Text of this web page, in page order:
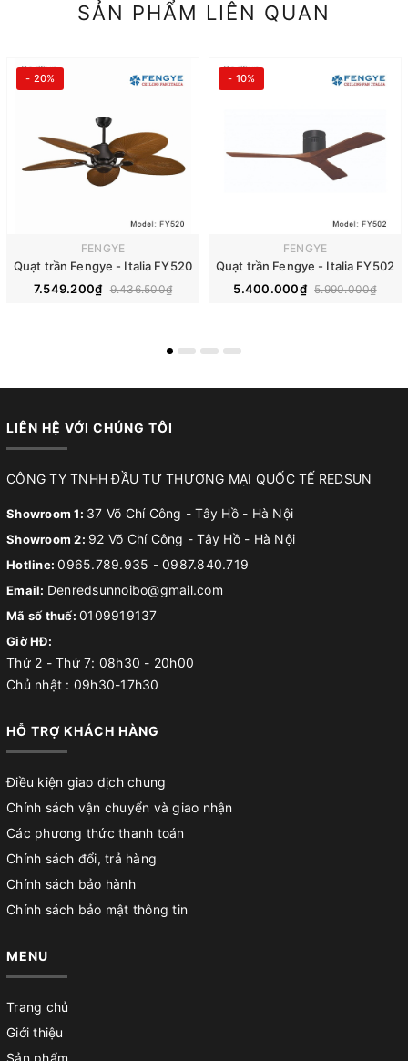
SẢN PHẨM LIÊN QUAN
- 20%
FENGYE
Quạt trần Fengye - Italia FY520
7.549.200₫ 9.436.500₫
- 10%
FENGYE
Quạt trần Fengye - Italia FY502
5.400.000₫ 5.990.000₫
LIÊN HỆ VỚI CHÚNG TÔI
CÔNG TY TNHH ĐẦU TƯ THƯƠNG MẠI QUỐC TẾ REDSUN
Showroom 1: 37 Võ Chí Công - Tây Hồ - Hà Nội
Showroom 2: 92 Võ Chí Công - Tây Hồ - Hà Nội
Hotline:0965.789.935 - 0987.840.719
Email: Denredsunnoibo@gmail.com
Mã số thuế: 0109919137
Giờ HĐ:
Thứ 2 - Thứ 7: 08h30 - 20h00
Chủ nhật : 09h30-17h30
HỖ TRỢ KHÁCH HÀNG
Điều kiện giao dịch chung
Chính sách vận chuyển và giao nhận
Các phương thức thanh toán
Chính sách đổi, trả hàng
Chính sách bảo hành
Chính sách bảo mật thông tin
MENU
Trang chủ
Giới thiệu
Sản phẩm